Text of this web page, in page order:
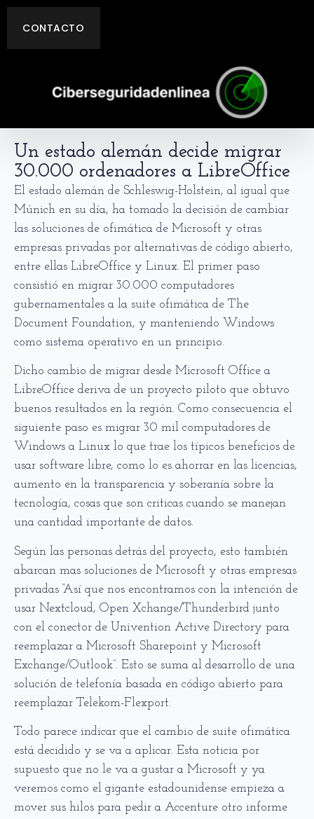
CONTACTO
Un estado alemán decide migrar
30.000 ordenadores a LibreOffice
El estado alemán de Schleswig-Holstein, al igual que
Múnich en su día, ha tomado la decisión de cambiar
las soluciones de ofimática de Microsoft y otras
empresas privadas por alternativas de código abierto,
entre ellas LibreOffice y Linux. El primer paso
consistió en migrar 30.000 computadores
gubernamentales a la suite ofimática de The
Document Foundation, y manteniendo Windows
como sistema operativo en un principio.
Dicho cambio de migrar desde Microsoft Office a
LibreOffice deriva de un proyecto piloto que obtuvo
buenos resultados en la región. Como consecuencia el
siguiente paso es migrar 30 mil computadores de
Windows a Linux lo que trae los típicos beneficios de
usar software libre, como lo es ahorrar en las licencias,
aumento en la transparencia y soberanía sobre la
tecnología, cosas que son criticas cuando se manejan
una cantidad importante de datos.
Según las personas detrás del proyecto, esto también
abarcan mas soluciones de Microsoft y otras empresas
privadas “Así que nos encontramos con la intención de
usar Nextcloud, Open Xchange/Thunderbird junto
con el conector de Univention Active Directory para
reemplazar a Microsoft Sharepoint y Microsoft
Exchange/Outlook”. Esto se suma al desarrollo de una
solución de telefonía basada en código abierto para
reemplazar Telekom-Flexport.
Todo parece indicar que el cambio de suite ofimática
está decidido y se va a aplicar. Esta noticia por
supuesto que no le va a gustar a Microsoft y ya
veremos como el gigante estadounidense empieza a
mover sus hilos para pedir a Accenture otro informe